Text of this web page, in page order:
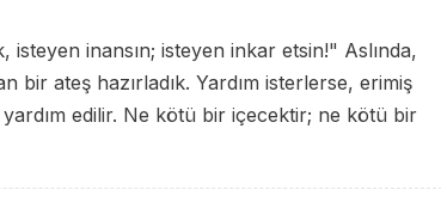
isteyen inansın; isteyen inkar etsin!" Aslında,
bir ateş hazırladık. Yardım isterlerse, erimiş
edilir. Ne kötü bir içecektir; ne kötü bir